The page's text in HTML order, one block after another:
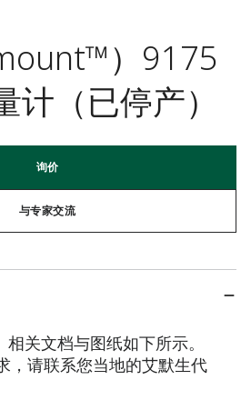
）9175
计（已停产）
询价
与专家交流
关文档与图纸如下所示。
，请联系您当地的艾默生代